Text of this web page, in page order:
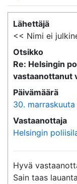
Lähettäjä
<< Nimi ei
Otsikko
Re: Helsingin
vastaanottanut
Päivämäärä
30.
Vastaanottaja
Helsingin
Hyvä
Sain taas